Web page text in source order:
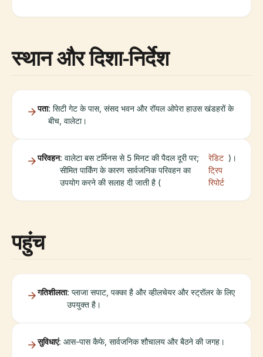
स्थान और दिशा-निर्देश
पता: सिटी गेट के पास, संसद भवन और रॉयल ओपेरा हाउस खंडहरों के
बीच, वालेटा।
परिवहन: वालेटा बस टर्मिनस से 5 मिनट की पैदल दूरी पर;
सीमित पार्किंग के कारण सार्वजनिक परिवहन का
उपयोग करने की सलाह दी जाती है (
रेडिट
ट्रिप
रिपोर्ट
)।
पहुंच
गतिशीलता: प्लाजा सपाट, पक्का है और व्हीलचेयर और स्ट्रॉलर के लिए
उपयुक्त है।
सुविधाएं: आस-पास कैफे, सार्वजनिक शौचालय और बैठने की जगह।